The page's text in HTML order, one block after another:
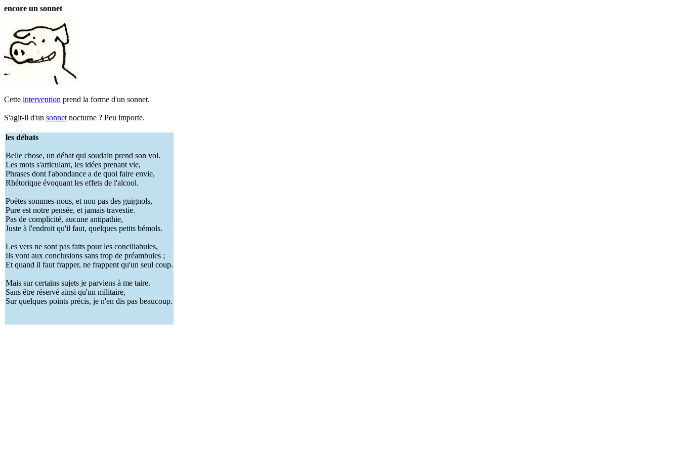
encore un sonnet
Cette intervention prend la forme d'un sonnet.
S'agit-il d'un sonnet nocturne ? Peu importe.
les débats
Belle chose, un débat qui soudain prend son vol.
Les mots s'articulant, les idées prenant vie,
Phrases dont l'abondance a de quoi faire envie,
Rhétorique évoquant les effets de l'alcool.
Poètes sommes-nous, et non pas des guignols,
Pure est notre pensée, et jamais travestie.
Pas de complicité, aucune antipathie,
Juste à l'endroit qu'il faut, quelques petits bémols.
Les vers ne sont pas faits pour les conciliabules,
Ils vont aux conclusions sans trop de préambules ;
Et quand il faut frapper, ne frappent qu'un seul coup.
Mais sur certains sujets je parviens à me taire.
Sans être réservé ainsi qu'un militaire,
Sur quelques points précis, je n'en dis pas beaucoup.